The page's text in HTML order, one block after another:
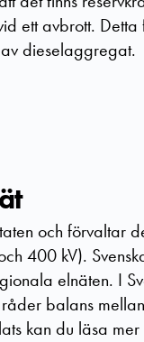
ett avbrott.
dieselaggregat.
och förvaltar
400 kV).
elnäten. I
balans
kan du läsa